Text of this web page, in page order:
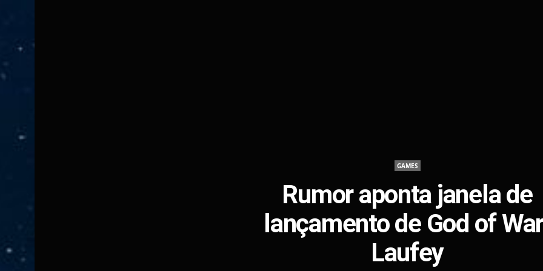
GAMES
Rumor aponta janela de
lançamento de God of
Laufey